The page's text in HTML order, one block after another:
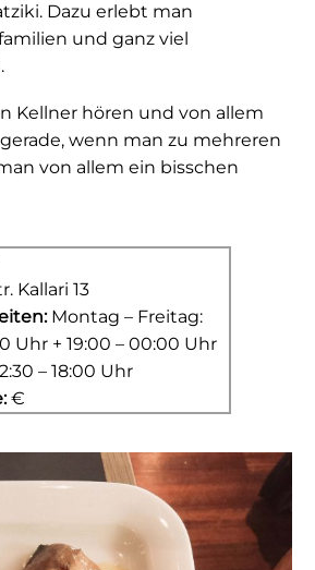
Dazu erlebt man
und ganz viel
Kellner hören und von allem
wenn man zu mehreren
von allem ein bisschen
Kallari 13
Montag – Freitag:
Uhr + 19:00 – 00:00 Uhr
– 18:00 Uhr
€